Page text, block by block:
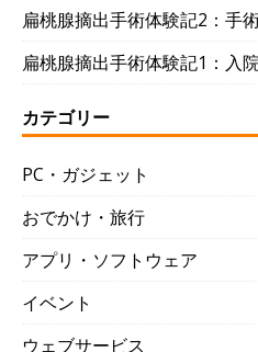
扁桃腺摘出手術体験記2：手
扁桃腺摘出手術体験記1：入
カテゴリー
PC・ガジェット
おでかけ・旅行
アプリ・ソフトウェア
イベント
ウェブサービス